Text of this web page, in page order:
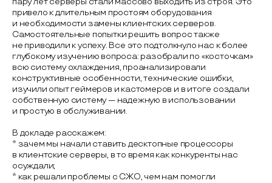
привело к длительным простоям оборудования
и необходимости замены клиентских серверов.
Самостоятельные попытки решить вопрос также
не приводили к успеху. Все это подтолкнуло нас к более
глубокому изучению вопроса: разобрали по «косточкам»
всю систему охлаждения, проанализировали
конструктивные особенности, технические ошибки,
изучили опыт геймеров и кастомеров и в итоге создали
собственную систему — надежную в использовании
и простую в обслуживании.
В докладе расскажем:
* зачем мы начали ставить десктопные процессоры
в клиентские серверы, в то время как конкуренты нас
осуждали;
* как решали проблемы с СЖО, чем нам помогли